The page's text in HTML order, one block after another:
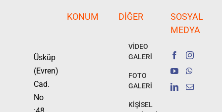
Üsküp
(Evren)
Cad.
No
KONUM DIĞER
VİDEO
GALERİ
FOTO
GALERİ
KİŞİSEL
SOSYAL
MEDYA